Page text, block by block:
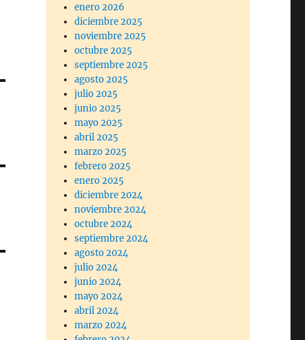
enero 2026
diciembre 2025
noviembre 2025
octubre 2025
septiembre 2025
agosto 2025
julio 2025
junio 2025
mayo 2025
abril 2025
marzo 2025
febrero 2025
enero 2025
diciembre 2024
noviembre 2024
octubre 2024
septiembre 2024
agosto 2024
julio 2024
junio 2024
mayo 2024
abril 2024
marzo 2024